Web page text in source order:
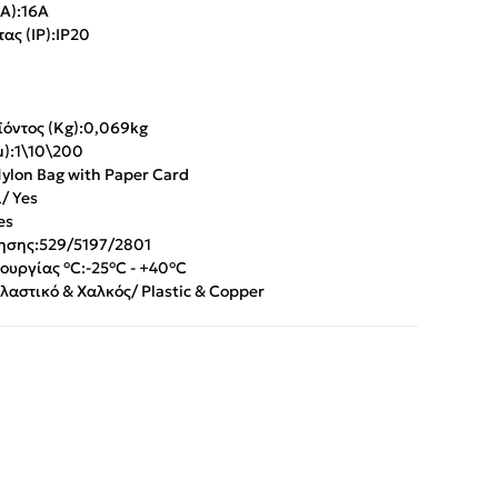
16A
(IP):IP20
(Kg):0,069kg
1\10\200
Bag with Paper Card
Yes
529/5197/2801
°C:-25°C - +40°C
& Χαλκός/ Plastic & Copper